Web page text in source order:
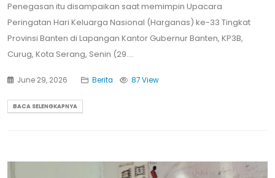
Penegasan itu disampaikan saat memimpin Upacara
Peringatan Hari Keluarga Nasional (Harganas) ke-33 Tingkat
Provinsi Banten di Lapangan Kantor Gubernur Banten, KP3B,
Curug, Kota Serang, Senin (29....
June 29, 2026 Berita 87 View
BACA SELENGKAPNYA